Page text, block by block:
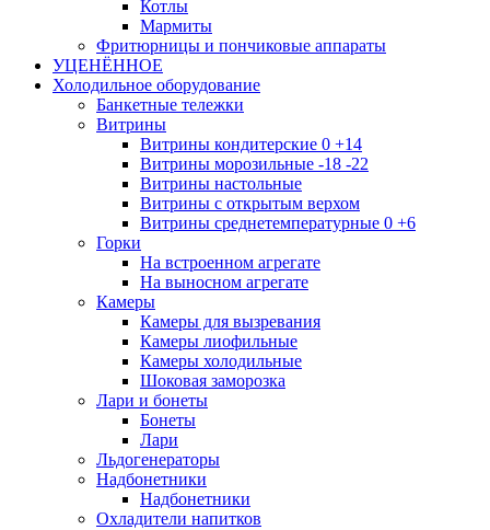
Котлы
Мармиты
Фритюрницы и пончиковые аппараты
УЦЕНЁННОЕ
Холодильное оборудование
Банкетные тележки
Витрины
Витрины кондитерские 0 +14
Витрины морозильные -18 -22
Витрины настольные
Витрины с открытым верхом
Витрины среднетемпературные 0 +6
Горки
На встроенном агрегате
На выносном агрегате
Камеры
Камеры для вызревания
Камеры лиофильные
Камеры холодильные
Шоковая заморозка
Лари и бонеты
Бонеты
Лари
Льдогенераторы
Надбонетники
Надбонетники
Охладители напитков